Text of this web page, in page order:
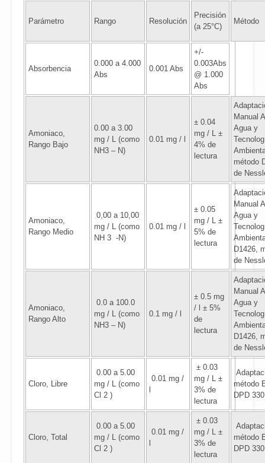
Parámetro Rango Resolución
Precisión
(a 25°C)
Método
Absorbencia
0.000 a 4.000
Abs
0.001 Abs
+/-
0.003Abs
@ 1.000
Abs
Amoniaco,
Rango Bajo
0.00 a 3.00
mg / L (como
NH3 – N)
0.01 mg / l
± 0.04
mg / L ±
4% de
lectura
Manual
Agua y
método
de
Amoniaco,
Rango Medio
0,00 a 10,00
mg / L (como
NH 3 -N)
0.01 mg / l
± 0.05
mg / L ±
5% de
lectura
Manual
Agua y
D1426,
de
Amoniaco,
Rango Alto
0.0 a 100.0
mg / L (como
NH3 – N)
0.1 mg / l
± 0.5 mg
/ l ± 5%
de
lectura
Manual
Agua y
D1426,
de
Cloro, Libre
0.00 a 5.00
mg / L (como
Cl 2 )
0.01 mg /
± 0.03
mg / L ±
3% de
lectura
método
DPD
Cloro, Total
0.00 a 5.00
mg / L (como
Cl 2 )
0.01 mg /
± 0.03
mg / L ±
3% de
lectura
método
DPD